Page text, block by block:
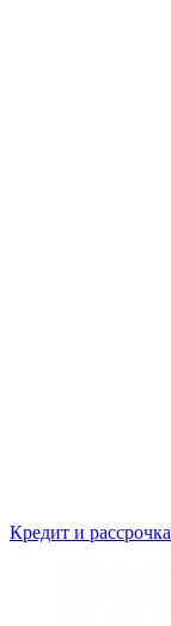
Кредит и рассрочка